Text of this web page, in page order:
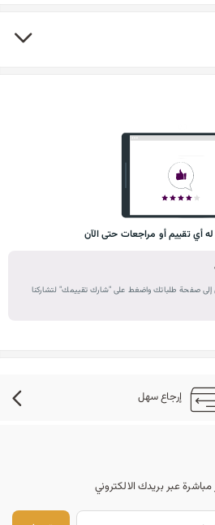
أي تقييم أو مراجعات حتى الآن
صفحة طلباتك واضغط على "شارك تقييمك" لتشاركنا
إرجاع سهل
عبر بريدك الالكتروني